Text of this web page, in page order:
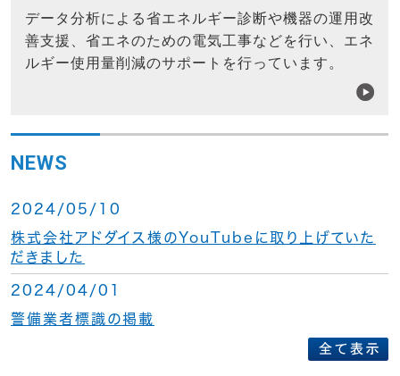
データ分析による省エネルギー診断や機器の運用改
善支援、省エネのための電気工事などを行い、エネ
ルギー使用量削減のサポートを行っています。
NEWS
2024/05/10
株式会社アドダイス様のYouTubeに取り上げていた
だきました
2024/04/01
警備業者標識の掲載